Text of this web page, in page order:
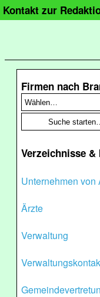
Kontakt zur
Firmen nach
Verzeichnisse &
Unternehmen von
Ärzte
Verwaltung